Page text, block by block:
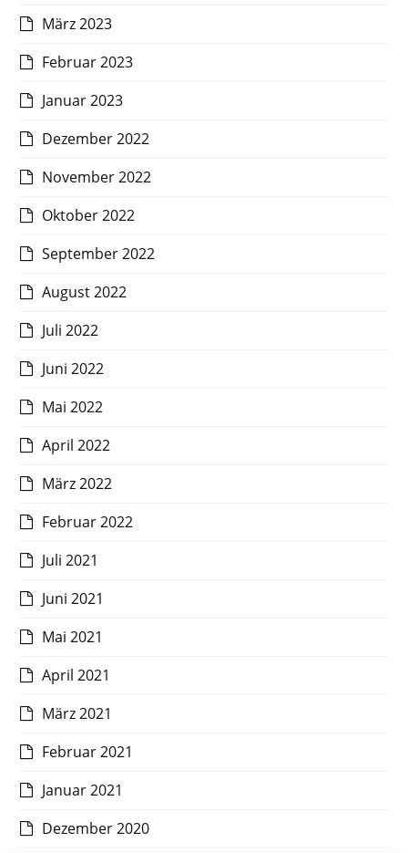
März 2023
Februar 2023
Januar 2023
Dezember 2022
November 2022
Oktober 2022
September 2022
August 2022
Juli 2022
Juni 2022
Mai 2022
April 2022
März 2022
Februar 2022
Juli 2021
Juni 2021
Mai 2021
April 2021
März 2021
Februar 2021
Januar 2021
Dezember 2020